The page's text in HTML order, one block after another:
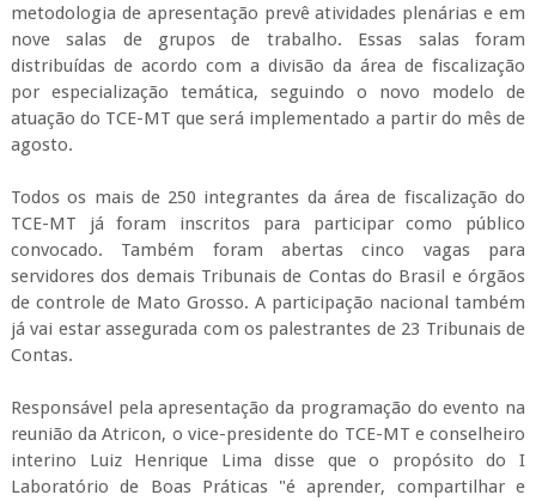
metodologia de apresentação prevê atividades plenárias e em
nove salas de grupos de trabalho. Essas salas foram
distribuídas de acordo com a divisão da área de fiscalização
por especialização temática, seguindo o novo modelo de
atuação do TCE-MT que será implementado a partir do mês de
agosto.
Todos os mais de 250 integrantes da área de fiscalização do
TCE-MT já foram inscritos para participar como público
convocado. Também foram abertas cinco vagas para
servidores dos demais Tribunais de Contas do Brasil e órgãos
de controle de Mato Grosso. A participação nacional também
já vai estar assegurada com os palestrantes de 23 Tribunais de
Contas.
Responsável pela apresentação da programação do evento na
reunião da Atricon, o vice-presidente do TCE-MT e conselheiro
interino Luiz Henrique Lima disse que o propósito do I
Laboratório de Boas Práticas "é aprender, compartilhar e